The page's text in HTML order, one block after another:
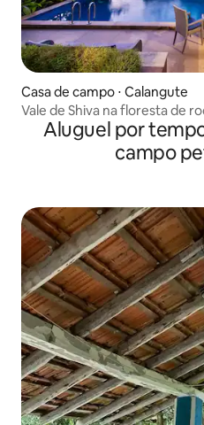
Casa de campo ⋅ Calangute
Vale de Shiva na floresta de
Aluguel por
campo